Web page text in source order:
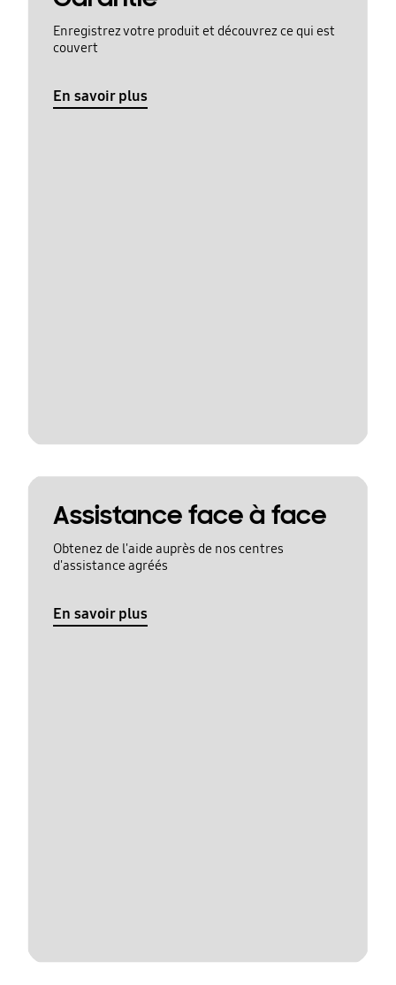
Enregistrez votre produit et découvrez ce qui est
couvert
En savoir plus
Assistance face à face
Obtenez de l'aide auprès de nos centres
d'assistance agréés
En savoir plus